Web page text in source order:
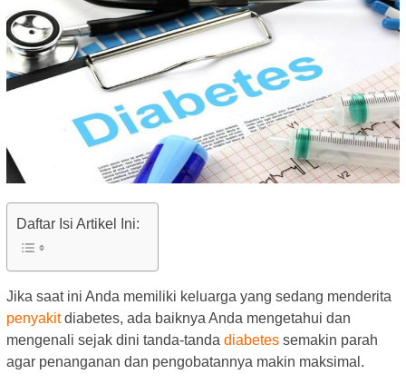
Daftar Isi Artikel Ini:
Jika saat ini Anda memiliki keluarga yang sedang menderita
penyakitdiabetes, ada baiknya Anda mengetahui dan
mengenali sejak dini tanda-tanda diabetes semakin parah
agar penanganan dan pengobatannya makin maksimal.